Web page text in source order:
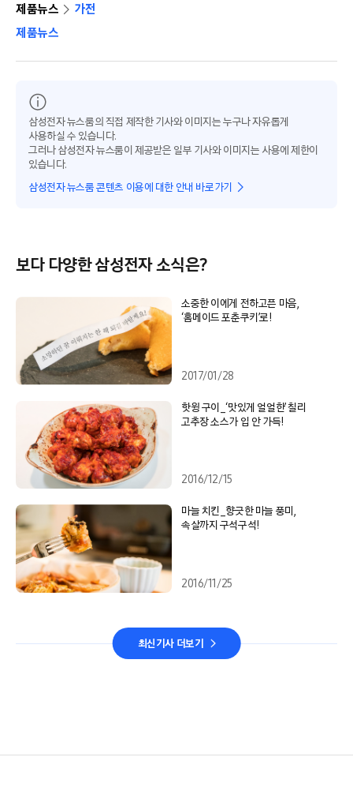
제품뉴스
가전
제품뉴스
삼성전자 뉴스룸의 직접 제작한 기사와 이미지는 누구나 자유롭게
사용하실 수 있습니다.
그러나 삼성전자 뉴스룸이 제공받은 일부 기사와 이미지는 사용에 제한이
있습니다.
삼성전자 뉴스룸 콘텐츠 이용에 대한 안내 바로가기
보다 다양한 삼성전자 소식은?
소중한 이에게 전하고픈 마음,
‘홈메이드 포춘쿠키’로!
2017/01/28
핫윙 구이_‘맛있게 얼얼한’ 칠리
고추장 소스가 입 안 가득!
2016/12/15
마늘 치킨_향긋한 마늘 풍미,
속살까지 구석구석!
2016/11/25
최신기사 더보기